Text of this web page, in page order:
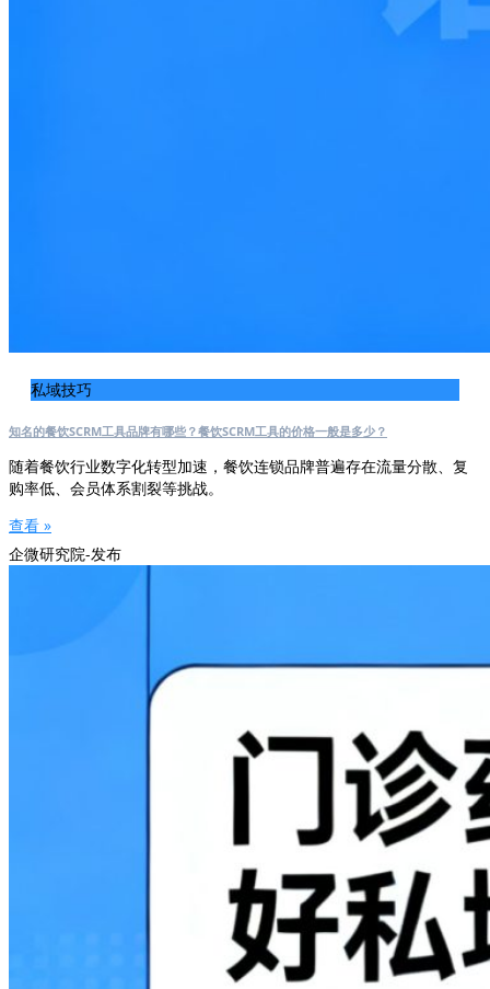
私域技巧
知名的餐饮SCRM工具品牌有哪些？餐饮SCRM工具的价格一般是多少？
随着餐饮行业数字化转型加速，餐饮连锁品牌普遍存在流量分散、复
购率低、会员体系割裂等挑战。
查看 »
企微研究院-发布